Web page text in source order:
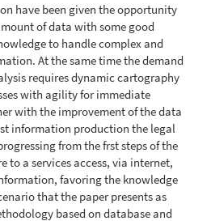
have been given the opportunity
of data with some good
to handle complex and
At the same time the demand
requires dynamic cartography
with agility for immediate
with the improvement of the data
information production the legal
from the frst steps of the
to a services access, via internet,
favoring the knowledge
that the paper presents as
based on database and